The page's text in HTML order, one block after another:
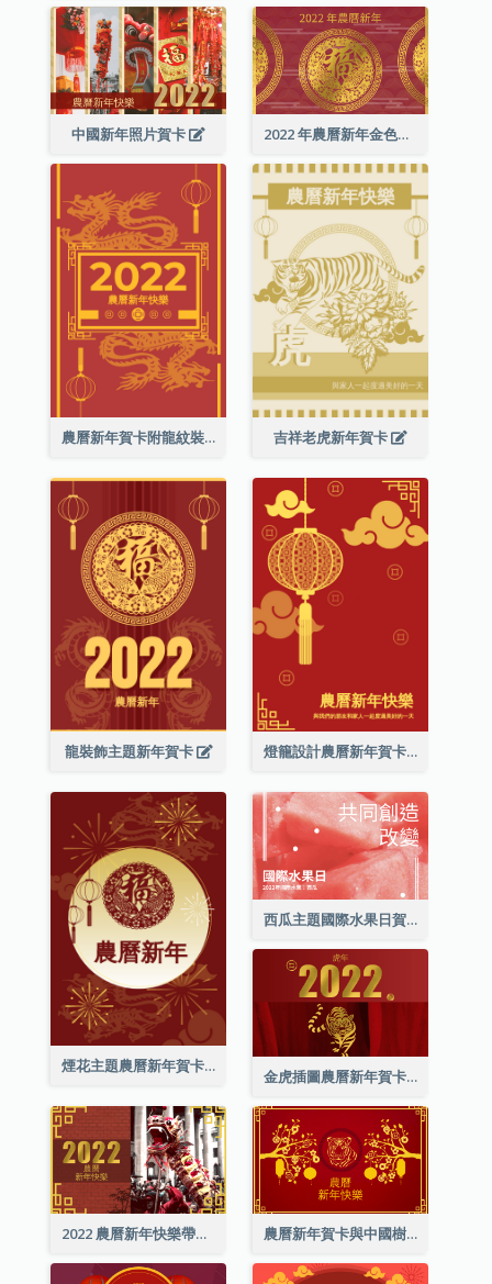
中國新年照片賀卡 2022 年農曆新年金色賀卡
農曆新年賀卡附龍紋裝飾 吉祥老虎新年賀卡
龍裝飾主題新年賀卡 燈籠設計農曆新年賀卡
煙花主題農曆新年賀卡
西瓜主題國際水果日賀卡
金虎插圖農曆新年賀卡
2022 農曆新年快樂帶照片賀卡 農曆新年賀卡與中國樹插圖